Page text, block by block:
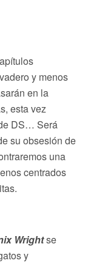
y menos
en la
esta vez
DS… Será
su obsesión de
una
centrados
Wrightse
y